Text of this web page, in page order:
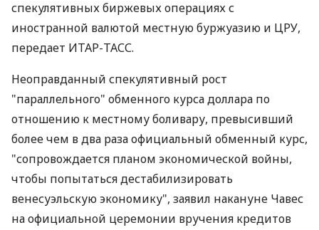
спекулятивных биржевых операциях с
иностранной валютой местную буржуазию и ЦРУ,
передает ИТАР-ТАСС.
Неоправданный спекулятивный рост
"параллельного" обменного курса доллара по
отношению к местному боливару, превысивший
более чем в два раза официальный обменный курс,
"сопровождается планом экономической войны,
чтобы попытаться дестабилизировать
венесуэльскую экономику", заявил накануне Чавес
на официальной церемонии вручения кредитов